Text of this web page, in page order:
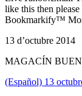
like this then
Bookmarkify™
13 d’octubre 2014
MAGACÍN
(Español) 13